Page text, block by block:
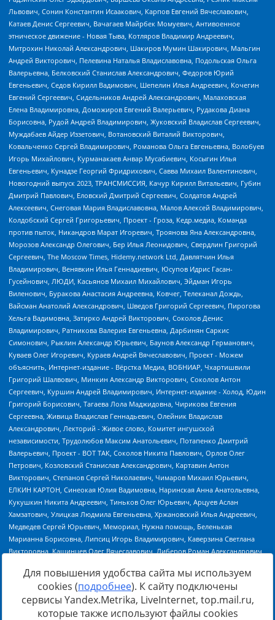
Источник:https://minjust.gov.ru/uploaded/files/reestr-
inostrannyih-agentov-22-03-2024.pdfданные на22.03.2024
Для повышения удобства сайта мы используем
cookies (подробнее). К сайту подключены
сервисы Yandex.Metrika, LiveInternet, top.mail.ru,
которые также используют файлы cookies